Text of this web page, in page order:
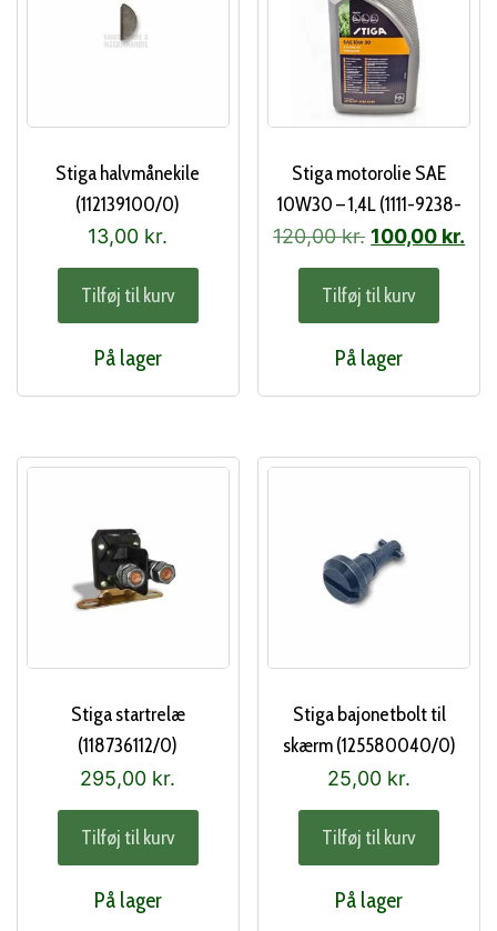
Stiga halvmånekile
(112139100/0)
13,00 kr.
Tilføj til kurv
På lager
Stiga motorolie SAE
10W30 – 1,4L (1111-9238-
01)
120,00kr. Den
oprindelige
pris
var:
120,00 kr..
100,00 kr.
Tilføj til kurv
På lager
Stiga startrelæ
(118736112/0)
295,00 kr.
Tilføj til kurv
På lager
Stiga bajonetbolt til
skærm (125580040/0)
25,00 kr.
Tilføj til kurv
På lager